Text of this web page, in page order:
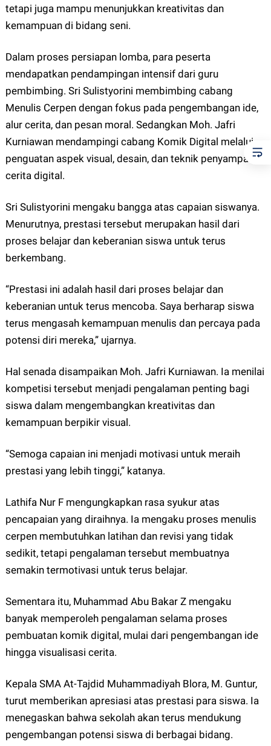
tetapi juga mampu menunjukkan kreativitas dan
kemampuan di bidang seni.
Dalam proses persiapan lomba, para peserta
mendapatkan pendampingan intensif dari guru
pembimbing. Sri Sulistyorini membimbing cabang
Menulis Cerpen dengan fokus pada pengembangan ide,
alur cerita, dan pesan moral. Sedangkan Moh. Jafri
Kurniawan mendampingi cabang Komik Digital melalui
penguatan aspek visual, desain, dan teknik penyampaian
cerita digital.
Sri Sulistyorini mengaku bangga atas capaian siswanya.
Menurutnya, prestasi tersebut merupakan hasil dari
proses belajar dan keberanian siswa untuk terus
berkembang.
“Prestasi ini adalah hasil dari proses belajar dan
keberanian untuk terus mencoba. Saya berharap siswa
terus mengasah kemampuan menulis dan percaya pada
potensi diri mereka,” ujarnya.
Hal senada disampaikan Moh. Jafri Kurniawan. Ia menilai
kompetisi tersebut menjadi pengalaman penting bagi
siswa dalam mengembangkan kreativitas dan
kemampuan berpikir visual.
“Semoga capaian ini menjadi motivasi untuk meraih
prestasi yang lebih tinggi,” katanya.
Lathifa Nur F mengungkapkan rasa syukur atas
pencapaian yang diraihnya. Ia mengaku proses menulis
cerpen membutuhkan latihan dan revisi yang tidak
sedikit, tetapi pengalaman tersebut membuatnya
semakin termotivasi untuk terus belajar.
Sementara itu, Muhammad Abu Bakar Z mengaku
banyak memperoleh pengalaman selama proses
pembuatan komik digital, mulai dari pengembangan ide
hingga visualisasi cerita.
Kepala SMA At-Tajdid Muhammadiyah Blora, M. Guntur,
turut memberikan apresiasi atas prestasi para siswa. Ia
menegaskan bahwa sekolah akan terus mendukung
pengembangan potensi siswa di berbagai bidang.